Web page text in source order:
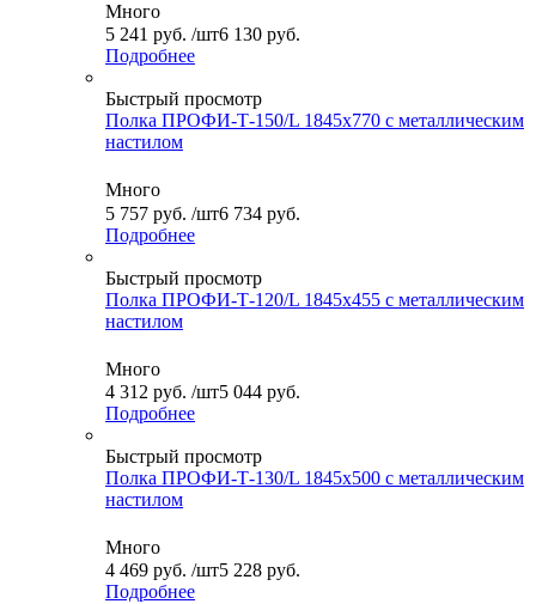
Много
5 241 руб. /шт6 130 руб.
Подробнее
Быстрый просмотр
Полка ПРОФИ-Т-150/L 1845x770 с металлическим
настилом
Много
5 757 руб. /шт6 734 руб.
Подробнее
Быстрый просмотр
Полка ПРОФИ-Т-120/L 1845x455 с металлическим
настилом
Много
4 312 руб. /шт5 044 руб.
Подробнее
Быстрый просмотр
Полка ПРОФИ-Т-130/L 1845x500 с металлическим
настилом
Много
4 469 руб. /шт5 228 руб.
Подробнее